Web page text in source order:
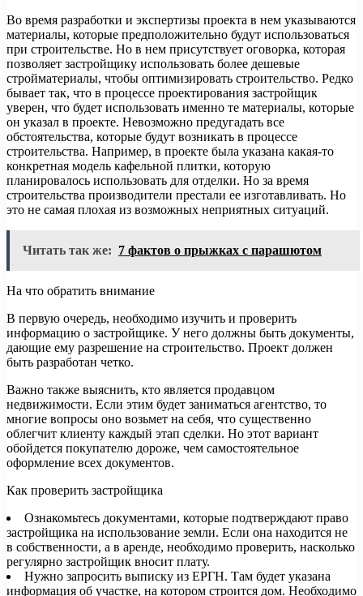
Во время разработки и экспертизы проекта в нем указываются
материалы, которые предположительно будут использоваться
при строительстве. Но в нем присутствует оговорка, которая
позволяет застройщику использовать более дешевые
стройматериалы, чтобы оптимизировать строительство. Редко
бывает так, что в процессе проектирования застройщик
уверен, что будет использовать именно те материалы, которые
он указал в проекте. Невозможно предугадать все
обстоятельства, которые будут возникать в процессе
строительства. Например, в проекте была указана какая-то
конкретная модель кафельной плитки, которую
планировалось использовать для отделки. Но за время
строительства производители престали ее изготавливать. Но
это не самая плохая из возможных неприятных ситуаций.
Читать так же: 7 фактов о прыжках с парашютом
На что обратить внимание
В первую очередь, необходимо изучить и проверить
информацию о застройщике. У него должны быть документы,
дающие ему разрешение на строительство. Проект должен
быть разработан четко.
Важно также выяснить, кто является продавцом
недвижимости. Если этим будет заниматься агентство, то
многие вопросы оно возьмет на себя, что существенно
облегчит клиенту каждый этап сделки. Но этот вариант
обойдется покупателю дороже, чем самостоятельное
оформление всех документов.
Как проверить застройщика
Ознакомьтесь документами, которые подтверждают право
застройщика на использование земли. Если она находится не
в собственности, а в аренде, необходимо проверить, насколько
регулярно застройщик вносит плату.
Нужно запросить выписку из ЕРГН. Там будет указана
информация об участке, на котором строится дом. Необходимо